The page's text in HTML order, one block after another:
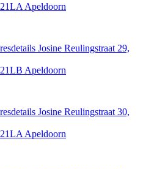
Apeldoorn
Josine Reulingstraat 29,
Apeldoorn
Josine Reulingstraat 30,
Apeldoorn